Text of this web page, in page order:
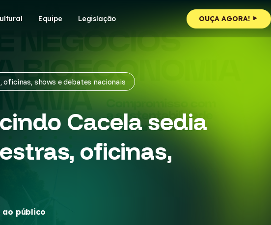
Equipe Legislação OUÇA AGORA!
oficinas, shows e debates nacionais
Cacela sedia
oficinas,
ao público